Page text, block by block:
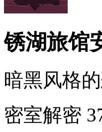
锈湖旅馆
暗黑风格
密室解密